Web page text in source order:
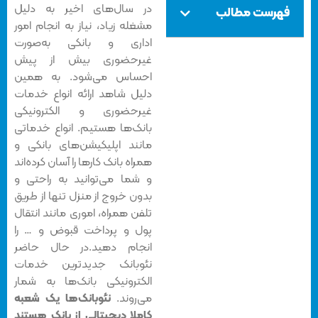
فهرست مطالب
در سال‌های اخیر به دلیل
مشغله زیاد، نیاز به انجام امور
اداری و بانکی به‌صورت
غیرحضوری بیش از پیش
احساس می‌شود. به همین
دلیل شاهد ارائه انواع خدمات
غیرحضوری و الکترونیکی
بانک‌ها هستیم. انواع خدماتی
مانند اپلیکیشن‌های بانکی و
همراه بانک‌‌ کارها را آسان کرده‌اند
و شما می‌توانید به راحتی و
بدون خروج از منزل تنها از طریق
تلفن همراه، اموری مانند انتقال
پول و پرداخت قبوض و … را
انجام دهید.در حال حاضر
نئوبانک جدیدترین خدمات
الکترونیکی بانک‌ها به شمار
می‌روند.نئوبانک‌ها یک شعبه